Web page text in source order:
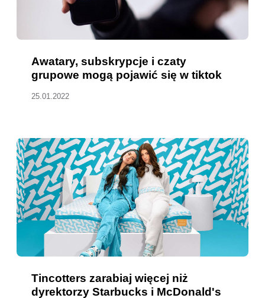
Awatary, subskrypcje i czaty
grupowe mogą pojawić się w tiktok
25.01.2022
Tincotters zarabiaj więcej niż
dyrektorzy Starbucks i McDonald's